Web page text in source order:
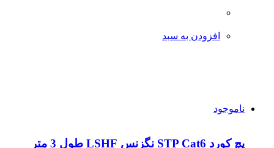
افزودن به سبد
ناموجود
پچ کورد STP Cat6 نگزنس LSHF طول 3 متر